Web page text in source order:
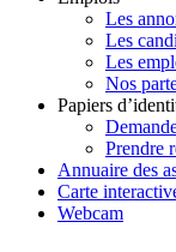
Les
Les
Les
Nos
Papiers
Prendre
Annuaire des
Carte
Webcam